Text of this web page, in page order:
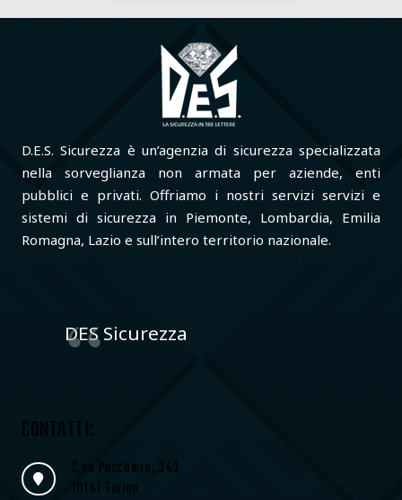
D.E.S. Sicurezza è un’agenzia di sicurezza specializzata
nella sorveglianza non armata per aziende, enti
pubblici e privati. Offriamo i nostri servizi servizi e
sistemi di sicurezza in Piemonte, Lombardia, Emilia
Romagna, Lazio e sull’intero territorio nazionale.
DES Sicurezza
CONTATTI:
C.so Peschiera, 343
10141 Torino